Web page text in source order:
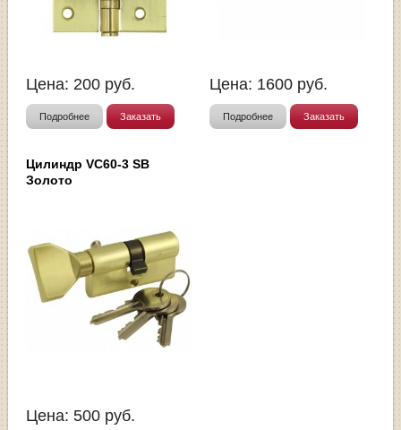
Цена: 200 руб.
Подробнее Заказать
Цена: 1600 руб.
Подробнее Заказать
Цилиндр VC60-3 SB
Золото
Цена:500 руб.